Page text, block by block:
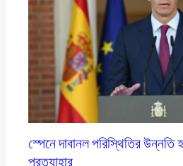
স্পেনে দাবানল পরিস্থিতির
প্রত্যাহার